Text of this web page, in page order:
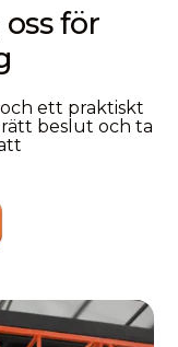
för
ett praktiskt
beslut och ta